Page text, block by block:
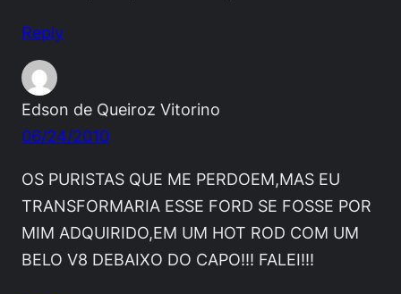
Reply
Edson de Queiroz Vitorino
06/24/2010
OS PURISTAS QUE ME PERDOEM,MAS EU
TRANSFORMARIA ESSE FORD SE FOSSE POR
MIM ADQUIRIDO,EM UM HOT ROD COM UM
BELO V8 DEBAIXO DO CAPO!!! FALEI!!!